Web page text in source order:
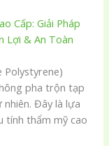
Cấp: Giải Pháp
Lợi & An Toàn
Polystyrene)
pha trộn tạp
Đây là lựa
tính thẩm mỹ cao